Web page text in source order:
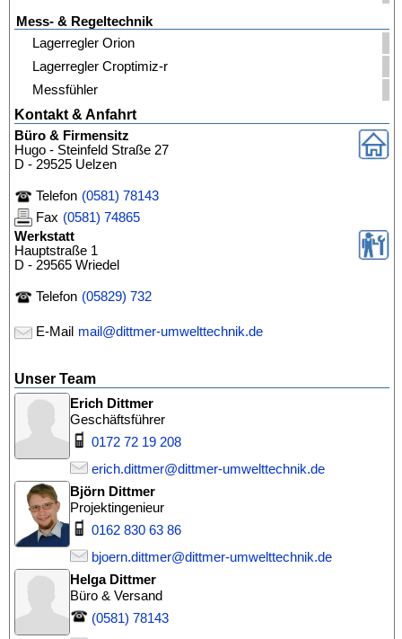
Mess- & Regeltechnik
Lagerregler Orion
Lagerregler Croptimiz-r
Messfühler
Kontakt & Anfahrt
Büro & Firmensitz
Hugo - Steinfeld Straße 27
D - 29525 Uelzen
Telefon (0581) 78143
Fax (0581) 74865
Werkstatt
Hauptstraße 1
D - 29565 Wriedel
Telefon (05829) 732
E-Mail mail@dittmer-umwelttechnik.de
Unser Team
Erich Dittmer
Geschäftsführer
0172 72 19 208
erich.dittmer@dittmer-umwelttechnik.de
Björn Dittmer
Projektingenieur
0162 830 63 86
bjoern.dittmer@dittmer-umwelttechnik.de
Helga Dittmer
Büro & Versand
(0581) 78143